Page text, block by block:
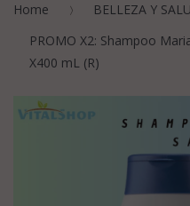
Home
BELLEZA Y
PROMO X2: Shampoo
X400 mL (R)